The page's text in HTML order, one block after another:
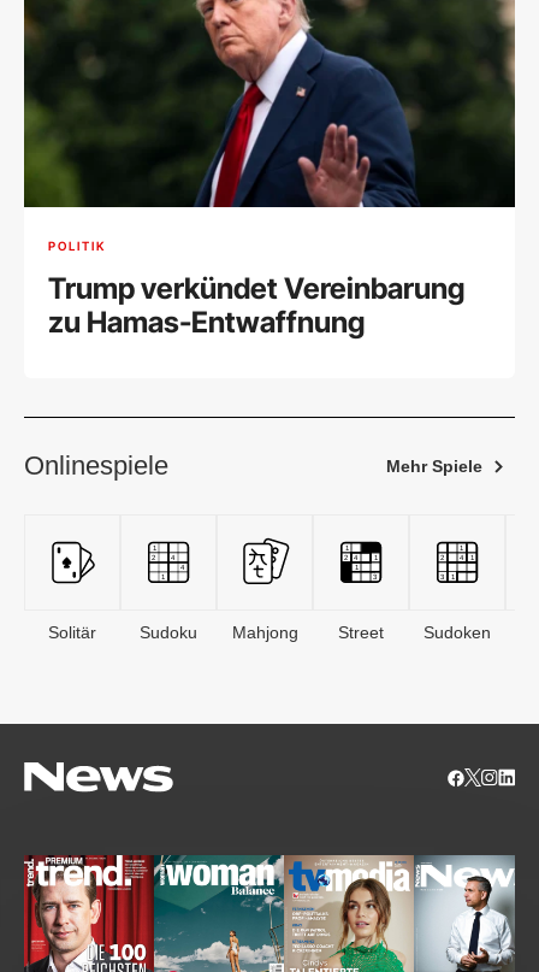
POLITIK
Trump verkündet Vereinbarung
zu Hamas-Entwaffnung
Onlinespiele Mehr Spiele
Solitär Sudoku Mahjong Street Sudoken